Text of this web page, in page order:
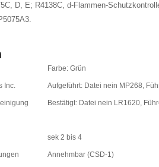
D, E; R4138C, d-Flammen-
Farbe: Grün
Inc. Aufgeführt: Datei nein MP268,
Bestätigt: Datei nein LR1620,
sek 2 bis 4
Annehmbar (CSD-1)